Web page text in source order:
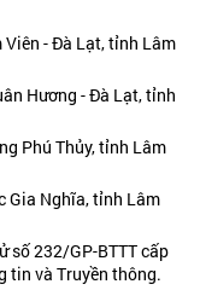
Viên - Đà Lạt, tỉnh Lâm
Hương - Đà Lạt, tỉnh
Phú Thủy, tỉnh Lâm
Gia Nghĩa, tỉnh Lâm
số 232/GP-BTTT cấp
tin và Truyền thông.